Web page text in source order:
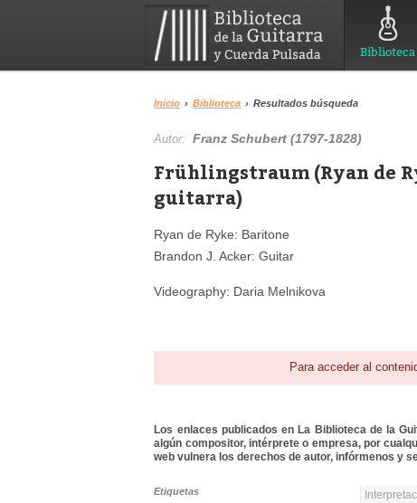
Biblioteca
Inicio › Biblioteca › Resultados búsqueda
Autor:Franz Schubert (1797-1828)
Frühlingstraum (Ryan de
guitarra)
Ryan de Ryke: Baritone
Brandon J. Acker: Guitar
Videography: Daria Melnikova
Para acceder al
Los enlaces publicados en La Biblioteca de la
algún compositor, intérprete o empresa, por
web vulnera los derechos de autor, infórmenos y
Etiquetas